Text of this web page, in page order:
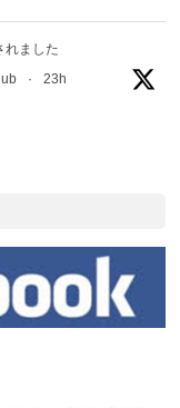
れました
· 23h